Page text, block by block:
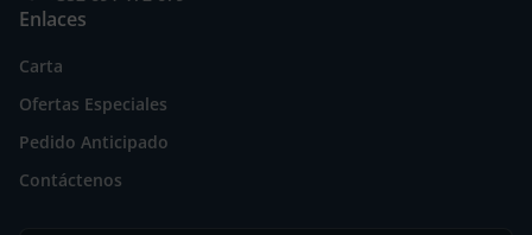
Enlaces
Carta
Ofertas Especiales
Pedido Anticipado
Contáctenos